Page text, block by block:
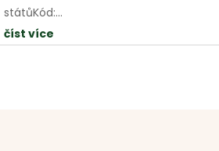
státůKód:...
číst více